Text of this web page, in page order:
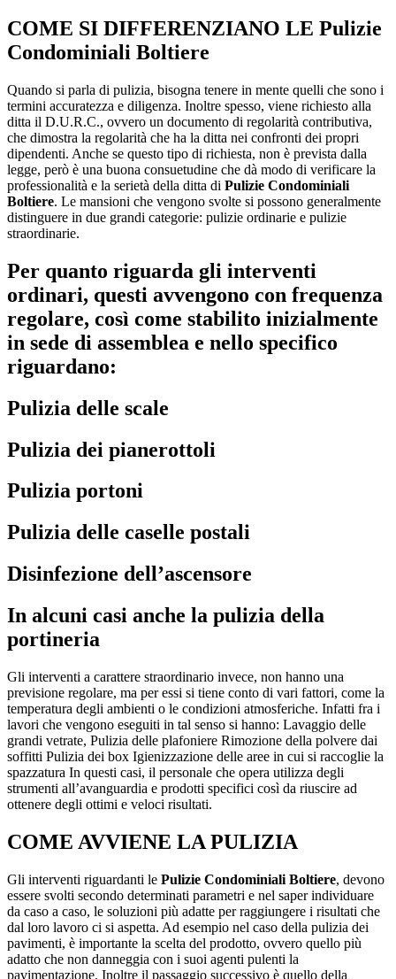
COME SI DIFFERENZIANO LE Pulizie
Condominiali Boltiere
Quando si parla di pulizia, bisogna tenere in mente quelli che sono i
termini accuratezza e diligenza. Inoltre spesso, viene richiesto alla
ditta il D.U.R.C., ovvero un documento di regolarità contributiva,
che dimostra la regolarità che ha la ditta nei confronti dei propri
dipendenti. Anche se questo tipo di richiesta, non è prevista dalla
legge, però è una buona consuetudine che dà modo di verificare la
professionalità e la serietà della ditta di Pulizie Condominiali
Boltiere. Le mansioni che vengono svolte si possono generalmente
distinguere in due grandi categorie: pulizie ordinarie e pulizie
straordinarie.
Per quanto riguarda gli interventi
ordinari, questi avvengono con frequenza
regolare, così come stabilito inizialmente
in sede di assemblea e nello specifico
riguardano:
Pulizia delle scale
Pulizia dei pianerottoli
Pulizia portoni
Pulizia delle caselle postali
Disinfezione dell’ascensore
In alcuni casi anche la pulizia della
portineria
Gli interventi a carattere straordinario invece, non hanno una
previsione regolare, ma per essi si tiene conto di vari fattori, come la
temperatura degli ambienti o le condizioni atmosferiche. Infatti fra i
lavori che vengono eseguiti in tal senso si hanno: Lavaggio delle
grandi vetrate, Pulizia delle plafoniere Rimozione della polvere dai
soffitti Pulizia dei box Igienizzazione delle aree in cui si raccoglie la
spazzatura In questi casi, il personale che opera utilizza degli
strumenti all’avanguardia e prodotti specifici così da riuscire ad
ottenere degli ottimi e veloci risultati.
COME AVVIENE LA PULIZIA
Gli interventi riguardanti le Pulizie Condominiali Boltiere, devono
essere svolti secondo determinati parametri e nel saper individuare
da caso a caso, le soluzioni più adatte per raggiungere i risultati che
dal loro lavoro ci si aspetta. Ad esempio nel caso della pulizia dei
pavimenti, è importante la scelta del prodotto, ovvero quello più
adatto che non danneggia con i suoi agenti pulenti la
pavimentazione. Inoltre il passaggio successivo è quello della